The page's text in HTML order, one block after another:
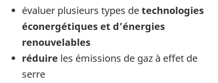
évaluer plusieurs types detechnologies
éconergétiques et d’énergies
renouvelables
réduire les émissions de gaz à effet de
serre